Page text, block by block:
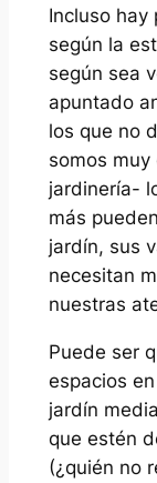
Incluso hay
según la
según sea
apuntado
los que no
somos
jardinería-
más
jardín, sus
necesitan
nuestras
Puede ser
espacios
jardín
que estén
(¿quién no